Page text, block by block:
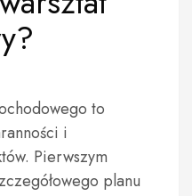
to
i
Pierwszym
planu